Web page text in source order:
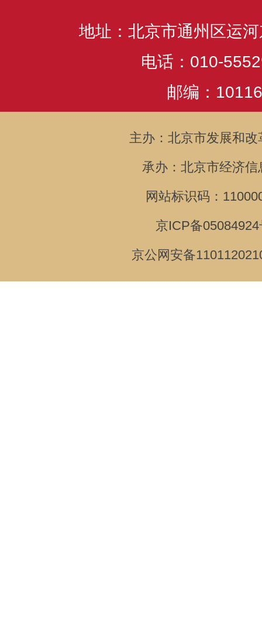
地址：北京市通州区运
电话：010-
邮编：
主办：北京市发展和改
承办：北京市经济信
网站标识码：
京ICP备
京公网安备